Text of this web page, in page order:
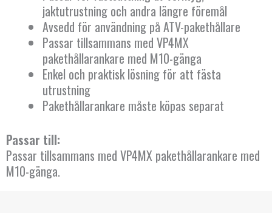
jaktutrustning och andra längre föremål
Avsedd för användning på ATV-pakethållare
Passar tillsammans med VP4MX
pakethållarankare med M10-gänga
Enkel och praktisk lösning för att fästa
utrustning
Pakethållarankare måste köpas separat
Passar till:
Passar tillsammans med VP4MX pakethållarankare med
M10-gänga.